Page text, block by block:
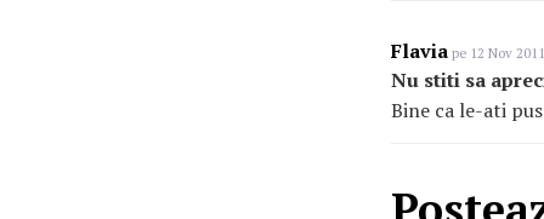
Flavia pe 12 Nov
Nu stiti sa
Bine ca le-ati